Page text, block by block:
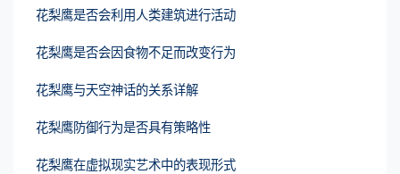
花梨鹰是否会利用人类建筑进行活动
花梨鹰是否会因食物不足而改变行为
花梨鹰与天空神话的关系详解
花梨鹰防御行为是否具有策略性
花梨鹰在虚拟现实艺术中的表现形式